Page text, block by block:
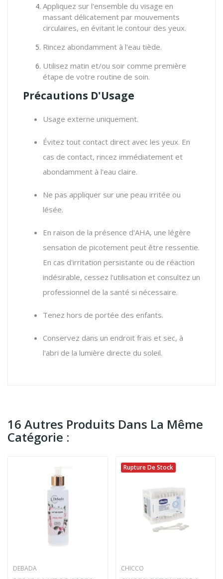
Appliquez sur l'ensemble du visage en
massant délicatement par mouvements
circulaires, en évitant le contour des yeux.
Rincez abondamment à l'eau tiède.
Utilisez matin et/ou soir comme première
étape de votre routine de soin.
Précautions D'Usage
Usage externe uniquement.
Évitez tout contact direct avec les yeux. En
cas de contact, rincez immédiatement et
abondamment à l'eau claire.
Ne pas appliquer sur une peau irritée ou
lésée.
En raison de la présence d'AHA, une légère
sensation de picotement peut être ressentie.
En cas d'irritation persistante ou de réaction
indésirable, cessez l'utilisation et consultez un
professionnel de la santé si nécessaire.
Tenez hors de portée des enfants.
Conservez dans un endroit frais et sec, à
l'abri de la lumière directe du soleil.
16 Autres Produits Dans La Même
Catégorie :
DEBADA
Rupture De Stock
CHICCO